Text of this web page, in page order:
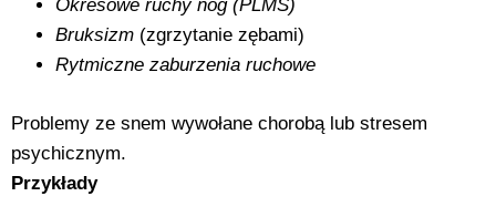
Okresowe ruchy nóg (PLMS)
Bruksizm (zgrzytanie zębami)
Rytmiczne zaburzenia ruchowe
Problemy ze snem wywołane chorobą lub stresem
psychicznym.
Przykłady